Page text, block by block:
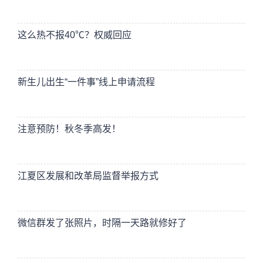
这么热不报40℃？权威回应
新生儿出生“一件事”线上申请流程
注意预防！秋冬季高发！
江夏区发展和改革局监督举报方式
微信群发了张照片，时隔一天路就修好了